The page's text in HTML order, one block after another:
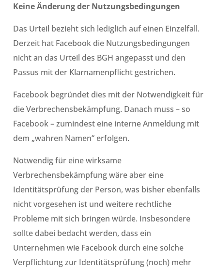
Keine Änderung der Nutzungsbedingungen
Das Urteil bezieht sich lediglich auf einen Einzelfall.
Derzeit hat Facebook die Nutzungsbedingungen
nicht an das Urteil des BGH angepasst und den
Passus mit der Klarnamenpflicht gestrichen.
Facebook begründet dies mit der Notwendigkeit für
die Verbrechensbekämpfung. Danach muss – so
Facebook – zumindest eine interne Anmeldung mit
dem „wahren Namen“ erfolgen.
Notwendig für eine wirksame
Verbrechensbekämpfung wäre aber eine
Identitätsprüfung der Person, was bisher ebenfalls
nicht vorgesehen ist und weitere rechtliche
Probleme mit sich bringen würde. Insbesondere
sollte dabei bedacht werden, dass ein
Unternehmen wie Facebook durch eine solche
Verpflichtung zur Identitätsprüfung (noch) mehr